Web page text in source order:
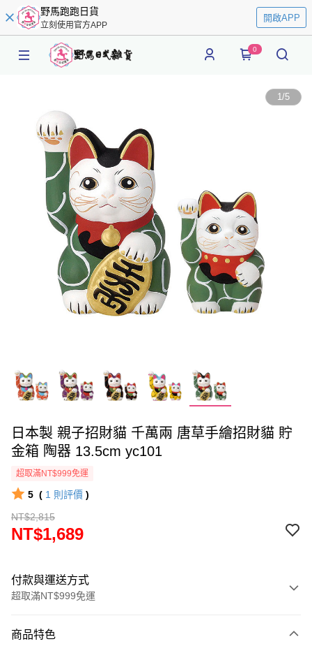
野馬跑跑日貨
立刻使用官方APP
開啟APP
0
1/5
日本製 親子招財貓 千萬兩 唐草手繪招財貓 貯
金箱 陶器 13.5cm yc101
超取滿NT$999免運
5 ( 1 則評價 )
NT$2,815
NT$1,689
付款與運送方式
超取滿NT$999免運
信用卡一次付款
商品特色